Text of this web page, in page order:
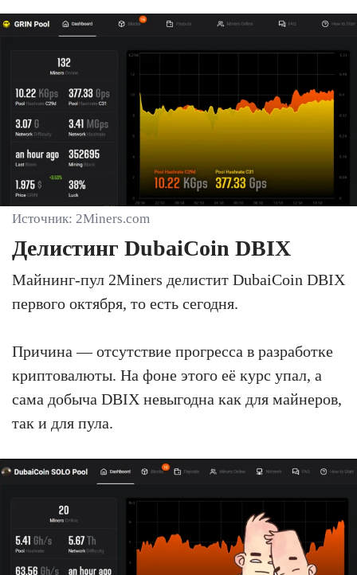
Источник: 2Miners.com
Делистинг DubaiCoin DBIX
Майнинг-пул 2Miners делистит DubaiCoin DBIX
первого октября, то есть сегодня.
Причина — отсутствие прогресса в разработке
криптовалюты. На фоне этого её курс упал, а
сама добыча DBIX невыгодна как для майнеров,
так и для пула.